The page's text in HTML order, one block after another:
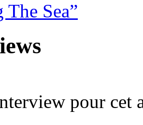
The Sea”
pour cet